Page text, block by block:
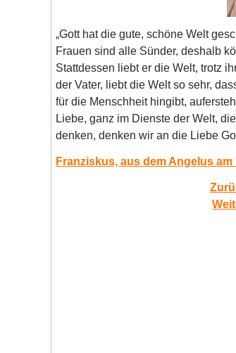
„Gott hat die gute, schöne Welt
Frauen sind alle Sünder, deshalb
Stattdessen liebt er die Welt, trotz
der Vater, liebt die Welt so sehr,
für die Menschheit hingibt,
Liebe, ganz im Dienste der Welt,
denken, denken wir an die Liebe
Franziskus, aus dem Angelus am